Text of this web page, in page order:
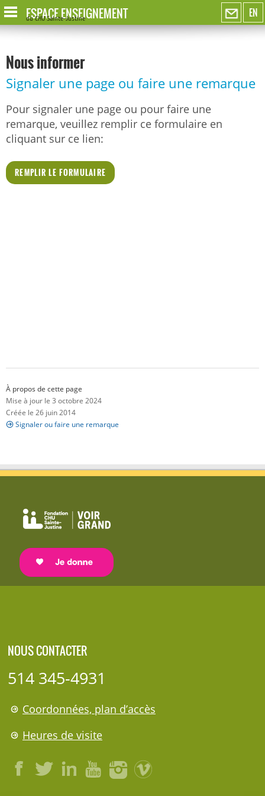
EN
ESPACE ENSEIGNEMENT
du CHU Sainte-Justine
Nous informer
Signaler une page ou faire une remarque
Pour signaler une page ou pour faire une
remarque, veuillez remplir ce formulaire en
cliquant sur ce lien:
REMPLIR LE FORMULAIRE
À propos de cette page
Mise à jour le 3 octobre 2024
Créée le 26 juin 2014
Signaler ou faire une remarque
NOUS CONTACTER
514 345-4931
Coordonnées, plan d’accès
Heures de visite